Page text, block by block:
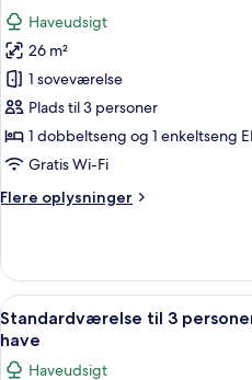
billeder
af
Familieværelse
til
3
personer
-
soveværelse
til
have
Haveudsigt
26 m²
1 soveværelse
Plads til 3 personer
1 dobbeltseng og 1 enkeltseng
Gratis Wi-Fi
Flere oplysninger
Flere
til
personer
-
soveværelse
Indlæs
alle
billeder
6
Standardværelse til 3
have
Haveudsigt